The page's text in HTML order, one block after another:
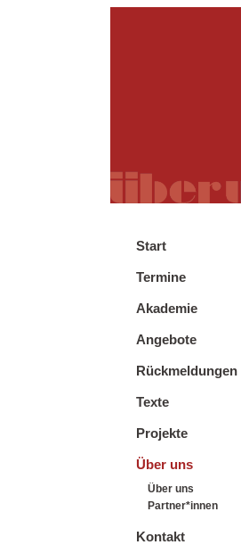
Start
Termine
Akademie
Angebote
Rückmeldungen
Texte
Projekte
Über uns
Über uns
Partner*innen
Kontakt